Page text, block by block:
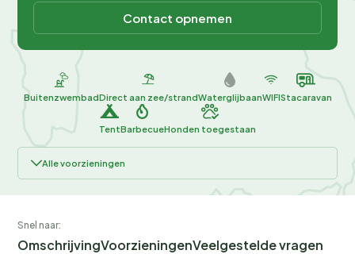
Contact opnemen
BuitenzwembadDirect aan zee/strandWaterglijbaanWIFIStacaravan
TentBarbecueHonden toegestaan
Alle voorzieningen
Snel naar:
OmschrijvingVoorzieningenVeelgestelde vragen